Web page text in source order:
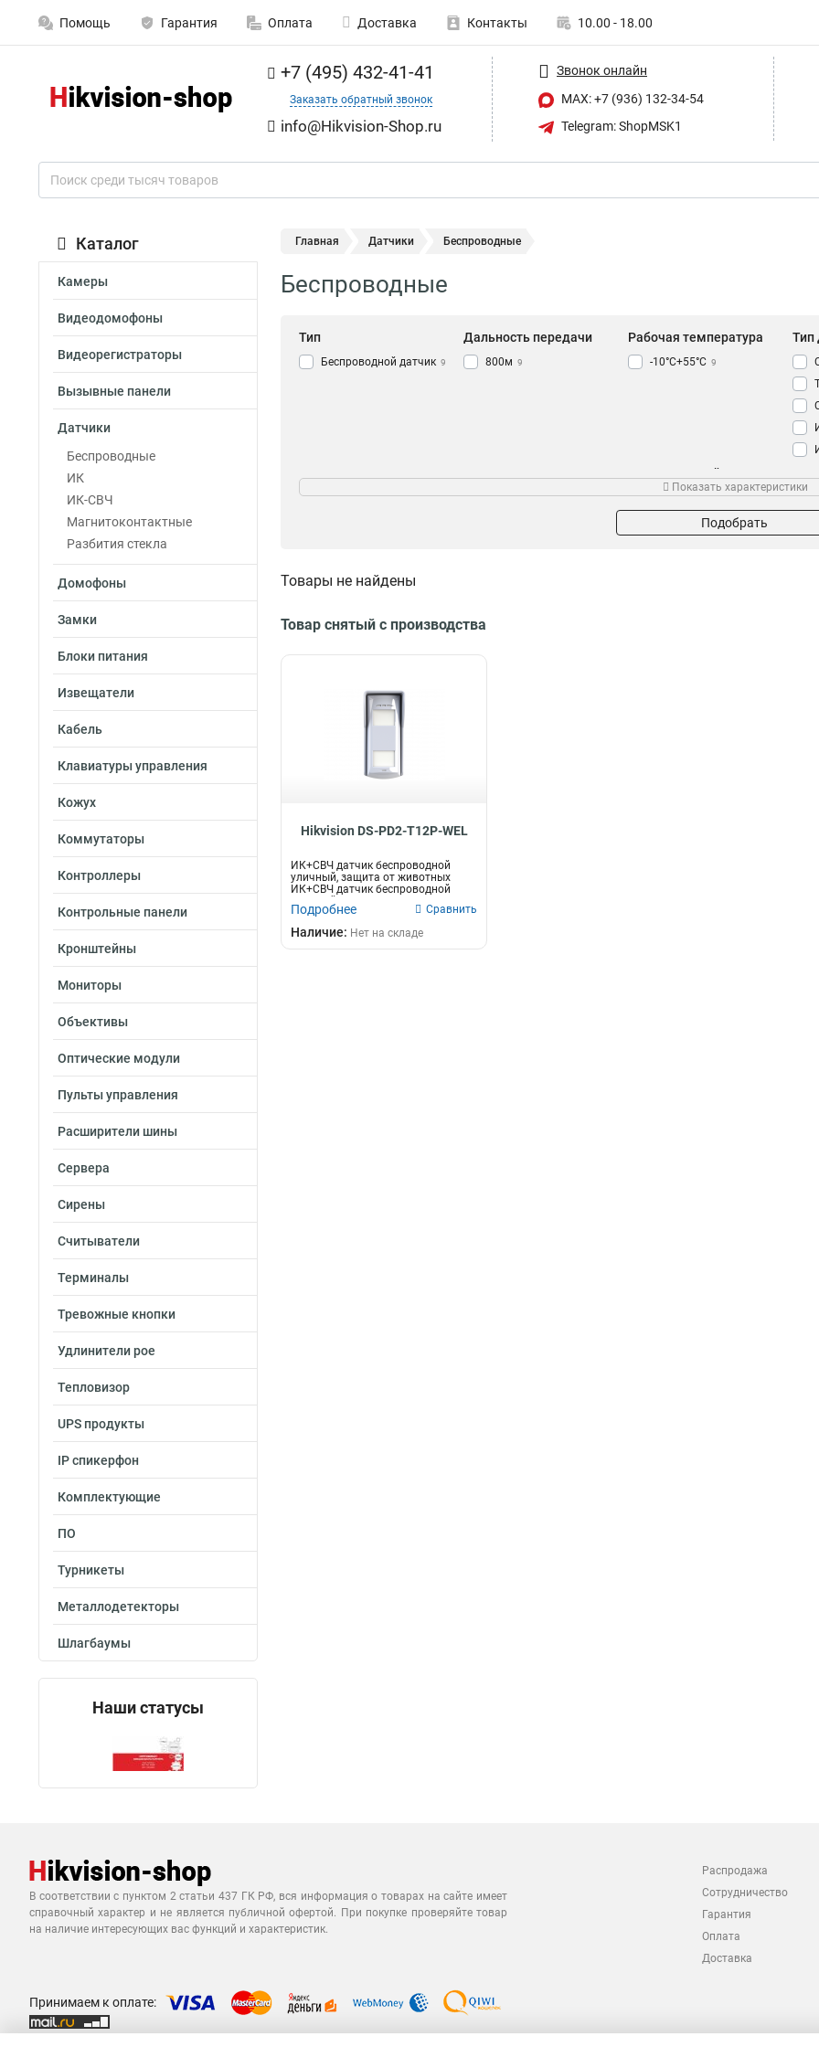
Помощь Гарантия Оплата Доставка Контакты 10.00 - 18.00
+7 (495) 432-41-41
Заказать обратный звонок
info@Hikvision-Shop.ru
Звонок онлайн
MAX: +7 (936) 132-34-54
Telegram: ShopMSK1
Каталог
Камеры
Видеодомофоны
Видеорегистраторы
Вызывные панели
Датчики
Беспроводные
ИК
ИК-СВЧ
Магнитоконтактные
Разбития стекла
Домофоны
Замки
Блоки питания
Извещатели
Кабель
Клавиатуры управления
Кожух
Коммутаторы
Контроллеры
Контрольные панели
Кронштейны
Мониторы
Объективы
Оптические модули
Пульты управления
Расширители шины
Сервера
Сирены
Считыватели
Терминалы
Тревожные кнопки
Удлинители poe
Тепловизор
UPS продукты
IP спикерфон
Комплектующие
ПО
Турникеты
Металлодетекторы
Шлагбаумы
Наши статусы
Главная Датчики Беспроводные
Беспроводные
Тип
Беспроводной датчик 9
Дальность передачи
800м 9
Рабочая температура
-10°C+55°C 9
Тип
Уличный 2 12В 1
Дальность действия
12м 1
90°
20° 2
Показать характеристики
Подобрать
Товары не найдены
Товар снятый с производства
Hikvision DS-PD2-T12P-WEL
ИК+СВЧ датчик беспроводной
уличный, защита от животных
ИК+СВЧ датчик беспроводной
уличный с имм...
Подробнее Сравнить
Наличие: Нет на складе
В соответствии с пунктом 2 статьи 437 ГК РФ, вся информация о товарах на сайте имеет
справочный характер и не является публичной офертой. При покупке проверяйте товар
на наличие интересующих вас функций и характеристик.
Распродажа
Сотрудничество
Гарантия
Оплата
Доставка
Принимаем к оплате: